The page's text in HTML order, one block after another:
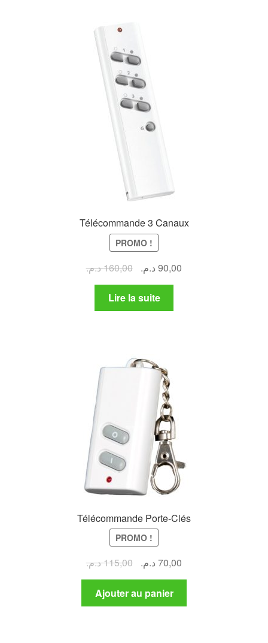
Télécommande 3 Canaux
PROMO !
160,00د.م.
Le
prix
initial
était :
90,00 د.م.
Lire la suite
Télécommande Porte-Clés
PROMO !
115,00د.م.
Le
prix
initial
était :
70,00 د.م.
prix
est :
Ajouter au panier